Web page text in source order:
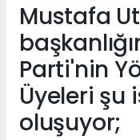
Mustafa
Parti'nin
Üyeleri şu
oluşuyor;